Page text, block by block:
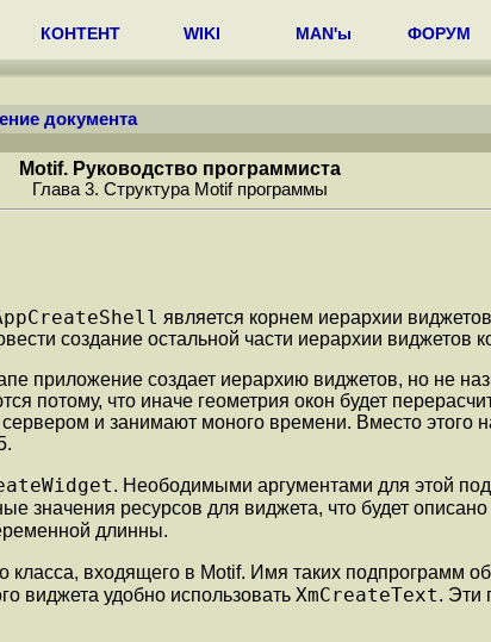
КОНТЕНТ WIKI MAN'ы ФОРУМ
документа
Motif. Руководство программиста
Глава 3. Структура Motif программы
является корнем иерархии
создание остальной части иерархии виджетов
приложение создает иерархию виджетов, но не
потому, что иначе геометрия окон будет
и занимают моного времени. Вместо этого
. Неободимыми аргументами для этой
значения ресурсов для виджета, что будет
длинны.
входящего в Motif. Имя таких подпрограмм
виджета удобно использовать XmCreateText. Эти